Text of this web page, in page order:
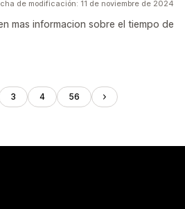
de modificación: 11 de noviembre de 2024
mas informacion sobre el tiempo de
3 4 56